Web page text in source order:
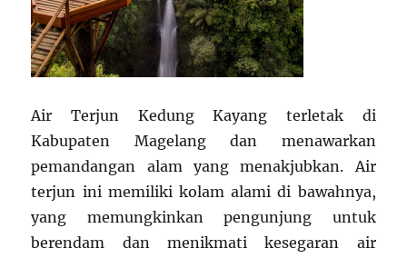
Air Terjun Kedung Kayang terletak di
Kabupaten Magelang dan menawarkan
pemandangan alam yang menakjubkan. Air
terjun ini memiliki kolam alami di bawahnya,
yang memungkinkan pengunjung untuk
berendam dan menikmati kesegaran air